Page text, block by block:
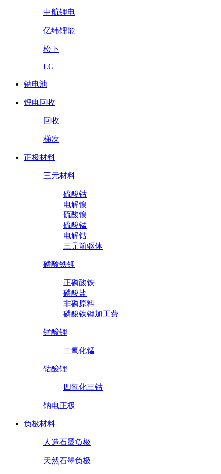
中航锂电
亿纬锂能
松下
LG
钠电池
锂电回收
回收
梯次
正极材料
三元材料
硫酸钴
电解镍
硫酸镍
硫酸锰
电解钴
三元前驱体
磷酸铁锂
正磷酸铁
磷酸盐
非磷原料
磷酸铁锂加工费
锰酸锂
二氧化锰
钴酸锂
四氧化三钴
钠电正极
负极材料
人造石墨负极
天然石墨负极